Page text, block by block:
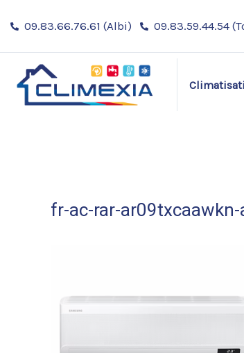
au
09.83.66.76.61 (Albi) 09.83.59.44.54
fr-ac-rar-
des